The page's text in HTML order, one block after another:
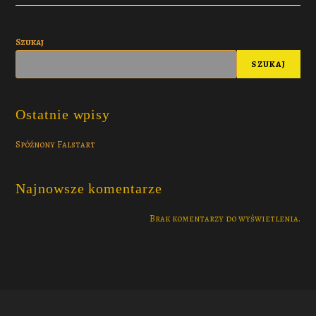
Szukaj
SZUKAJ
Ostatnie wpisy
Spóźnony Falstart
Najnowsze komentarze
Brak komentarzy do wyświetlenia.